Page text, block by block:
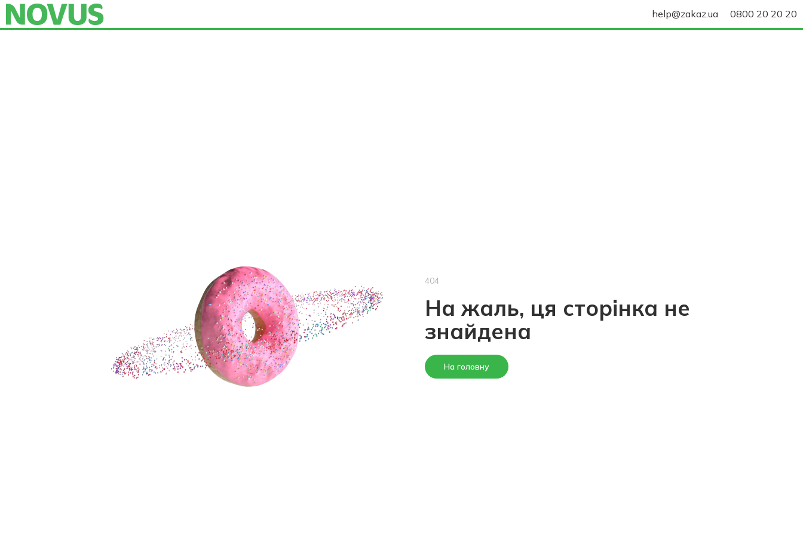
help@zakaz.ua 0800 20 20 20
404
На жаль, ця сторінка не
знайдена
На головну